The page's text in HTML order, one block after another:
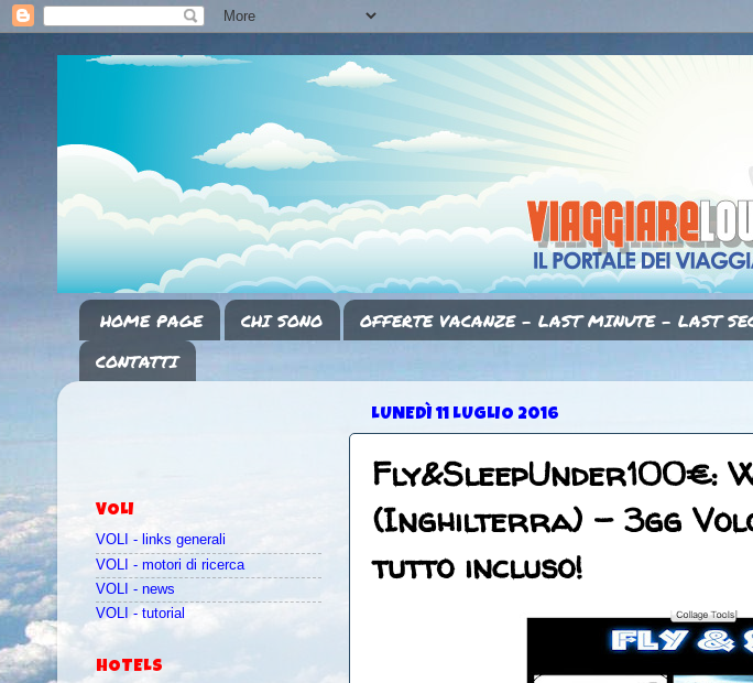
HOME PAGE CHI SONO OFFERTE VACANZE - LAST MINUTE - LAST
CONTATTI
LUNEDÌ 11 LUGLIO 2016
Fly&SleepUnder100€:
(Inghilterra) - 3gg
tutto incluso!
VOLI
VOLI - links generali
VOLI - motori di ricerca
VOLI - news
VOLI - tutorial
HOTELS